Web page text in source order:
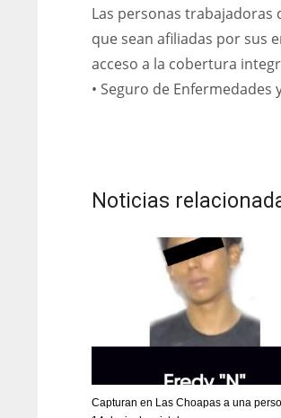
Las personas trabajadoras
que sean afiliadas por sus
acceso a la cobertura
• Seguro de Enfermedades
Noticias
Capturan en Las Choapas a una